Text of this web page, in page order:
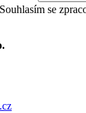
Souhlasím se